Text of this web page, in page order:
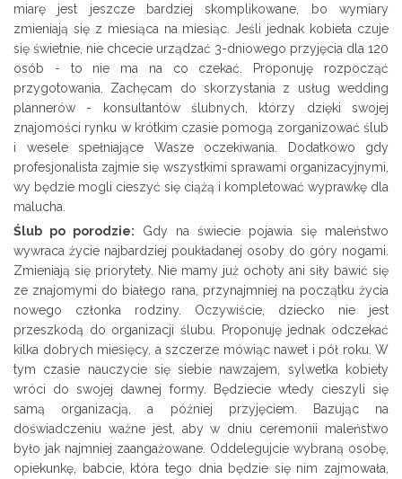
miarę jest jeszcze bardziej skomplikowane, bo wymiary
zmieniają się z miesiąca na miesiąc. Jeśli jednak kobieta czuje
się świetnie, nie chcecie urządzać 3-dniowego przyjęcia dla 120
osób - to nie ma na co czekać. Proponuję rozpocząć
przygotowania. Zachęcam do skorzystania z usług wedding
plannerów - konsultantów ślubnych, którzy dzięki swojej
znajomości rynku w krótkim czasie pomogą zorganizować ślub
i wesele spełniające Wasze oczekiwania. Dodatkowo gdy
profesjonalista zajmie się wszystkimi sprawami organizacyjnymi,
wy będzie mogli cieszyć się ciążą i kompletować wyprawkę dla
malucha.
Ślub po porodzie: Gdy na świecie pojawia się maleństwo
wywraca życie najbardziej poukładanej osoby do góry nogami.
Zmieniają się priorytety. Nie mamy już ochoty ani siły bawić się
ze znajomymi do białego rana, przynajmniej na początku życia
nowego członka rodziny. Oczywiście, dziecko nie jest
przeszkodą do organizacji ślubu. Proponuję jednak odczekać
kilka dobrych miesięcy, a szczerze mówiąc nawet i pół roku. W
tym czasie nauczycie się siebie nawzajem, sylwetka kobiety
wróci do swojej dawnej formy. Będziecie wtedy cieszyli się
samą organizacją, a później przyjęciem. Bazując na
doświadczeniu ważne jest, aby w dniu ceremonii maleństwo
było jak najmniej zaangażowane. Oddelegujcie wybraną osobę,
opiekunkę, babcie, która tego dnia będzie się nim zajmowała,